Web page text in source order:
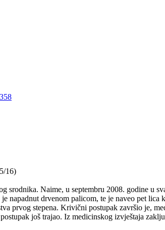
16)
srodnika. Naime, u septembru 2008. godine u
napadnut drvenom palicom, te je naveo pet
prvog stepena. Krivični postupak završio je,
još trajao. Iz medicinskog izvještaja